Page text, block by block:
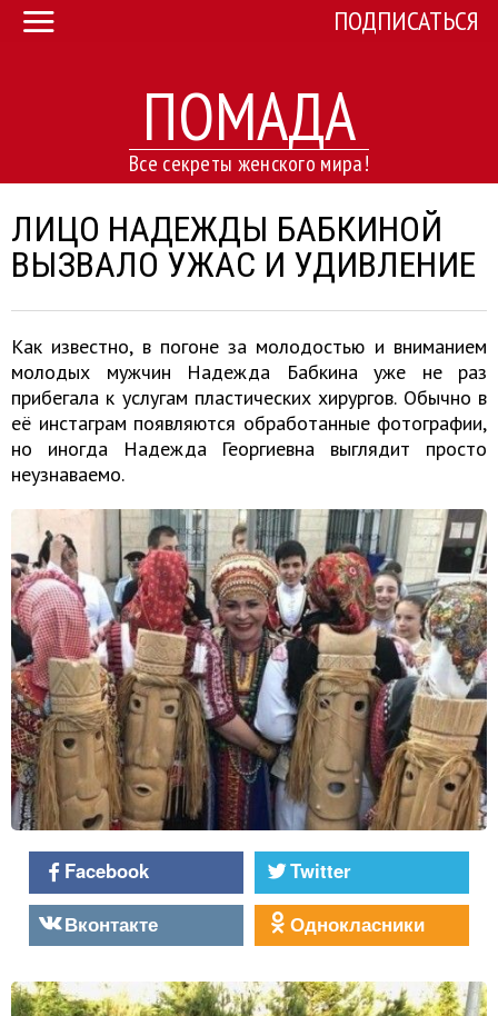
ПОМАДА
Все секреты женского мира!
ПОДПИСАТЬСЯ
ЛИЦО НАДЕЖДЫ БАБКИНОЙ
ВЫЗВАЛО УЖАС И УДИВЛЕНИЕ
Как известно, в погоне за молодостью и вниманием
молодых мужчин Надежда Бабкина уже не раз
прибегала к услугам пластических хирургов. Обычно в
её инстаграм появляются обработанные фотографии,
но иногда Надежда Георгиевна выглядит просто
неузнаваемо.
Facebook
Twitter
Вконтакте
Однокласники